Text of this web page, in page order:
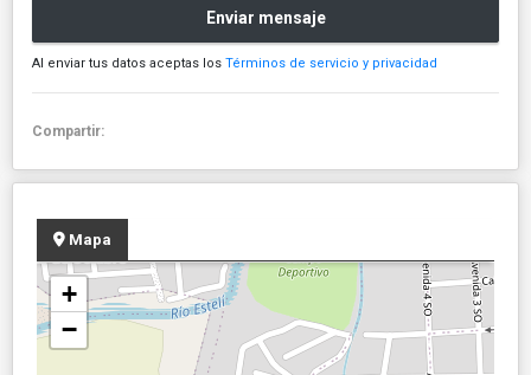
Enviar mensaje
Al enviar tus datos aceptas los Términos de servicio y privacidad
Compartir:
Mapa
+
−